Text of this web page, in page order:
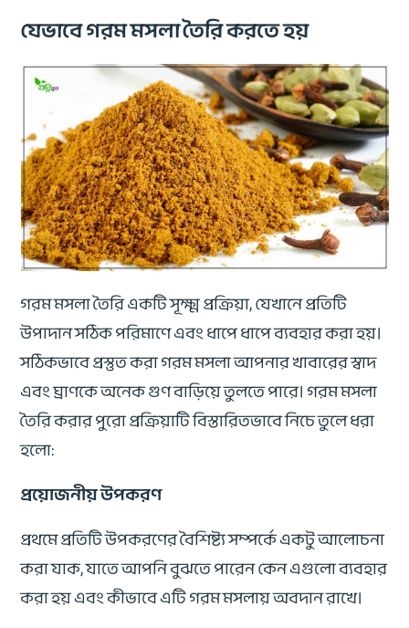
যেভাবে গরম মসলা তৈরি করতে হয়
গরম মসলা তৈরি একটি সূক্ষ্ম প্রক্রিয়া, যেখানে প্রতিটি
উপাদান সঠিক পরিমাণে এবং ধাপে ধাপে ব্যবহার করা হয়।
সঠিকভাবে প্রস্তুত করা গরম মসলা আপনার খাবারের স্বাদ
এবং ঘ্রাণকে অনেক গুণ বাড়িয়ে তুলতে পারে। গরম মসলা
তৈরি করার পুরো প্রক্রিয়াটি বিস্তারিতভাবে নিচে তুলে ধরা
হলো:
প্রয়োজনীয় উপকরণ
প্রথমে প্রতিটি উপকরণের বৈশিষ্ট্য সম্পর্কে একটু আলোচনা
করা যাক, যাতে আপনি বুঝতে পারেন কেন এগুলো ব্যবহার
করা হয় এবং কীভাবে এটি গরম মসলায় অবদান রাখে।